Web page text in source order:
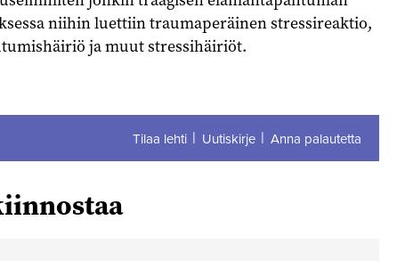
niihin luettiin traumaperäinen stressireaktio,
ja muut stressihäiriöt.
Tilaa lehti Uutiskirje Anna palautetta